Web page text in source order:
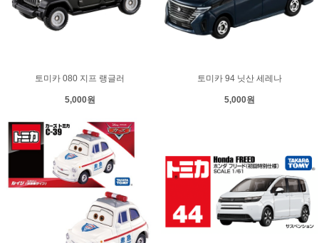
토미카 080 지프 랭글러
5,000원
토미카 94 닛산 세레나
5,000원